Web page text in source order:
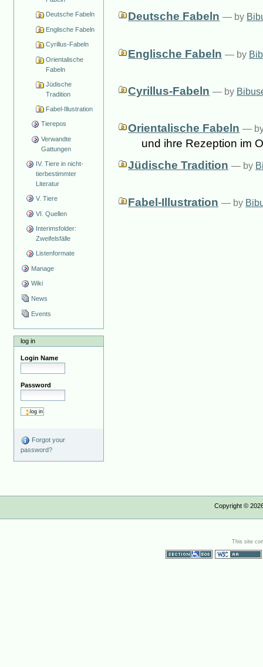
Deutsche Fabeln
Englische Fabeln
Cyrillus-Fabeln
Orientalische
Fabeln
Jüdische
Tradition
Fabel-Illustration
Tierepos
Verwandte
Gattungen
IV. Tiere in nicht-
tierbestimmter
Literatur
V. Tiere
VI. Quellen
Interimsfolder:
Zweifelsfälle
Listenformate
Manage
Wiki
News
Events
log in
Login Name
Password
Forgot your
password?
Deutsche Fabeln — by
Englische Fabeln — by
Cyrillus-Fabeln — by
Orientalische Fabeln —
und ihre Rezeption im
Jüdische Tradition — by
Fabel-Illustration — by
Copyright ©
This site